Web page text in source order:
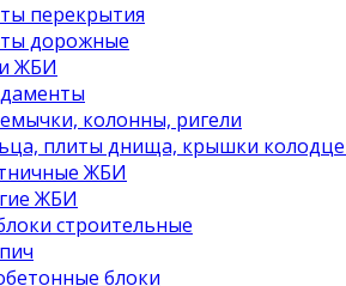
перекрытия
дорожные
ЖБИ
колонны, ригели
плиты днища, крышки
ЖБИ
ЖБИ
строительные
блоки